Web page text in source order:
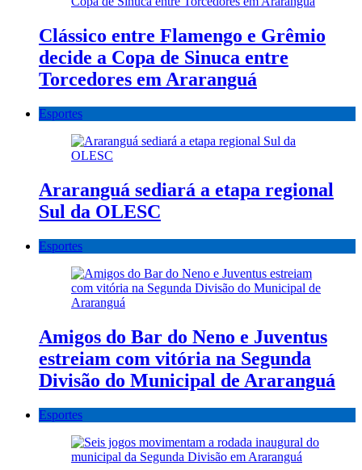
Clássico entre Flamengo e Grêmio
decide a Copa de Sinuca entre
Torcedores em Araranguá
Esportes
Araranguá sediará a etapa regional
Sul da OLESC
Esportes
Amigos do Bar do Neno e Juventus
estreiam com vitória na Segunda
Divisão do Municipal de Araranguá
Esportes